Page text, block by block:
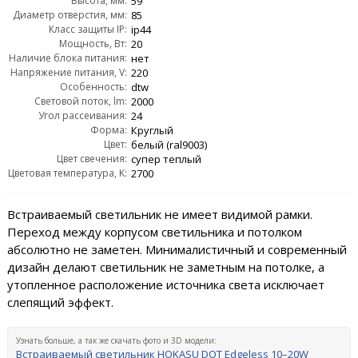
Диаметр отверстия, мм: 85
Класс защиты IP: ip44
Мощность, Вт: 20
Наличие блока питания: нет
Напряжение питания, V: 220
Особенность: dtw
Световой поток, lm: 2000
Угол рассеивания: 24
Форма: Круглый
Цвет: белый (ral9003)
Цвет свечения: супер теплый
Цветовая температура, K: 2700
Встраиваемый светильник не имеет видимой рамки.
Переход между корпусом светильника и потолком
абсолютно не заметен. Минималистичный и современный
дизайн делают светильник не заметным на потолке, а
утопленное расположение источника света исключает
слепящий эффект.
Узнать больше, а так же скачать фото и 3D модели:
Встраиваемый светильник HOKASU DOT Edgeless 10–20W